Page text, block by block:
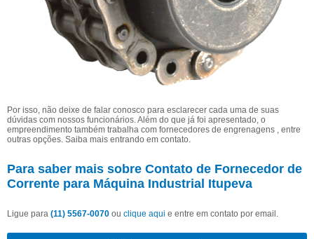
Por isso, não deixe de falar conosco para esclarecer cada uma de suas
dúvidas com nossos funcionários. Além do que já foi apresentado, o
empreendimento também trabalha com fornecedores de engrenagens , entre
outras opções. Saiba mais entrando em contato.
Para saber mais sobre Contato de Fornecedor de
Corrente para Máquina Industrial Itupeva
Ligue para (11) 5567-0070 ou clique aqui e entre em contato por email.